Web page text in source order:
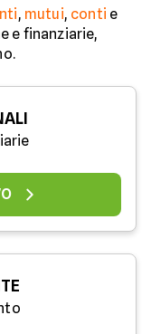
, mutui, conti e
e finanziarie,